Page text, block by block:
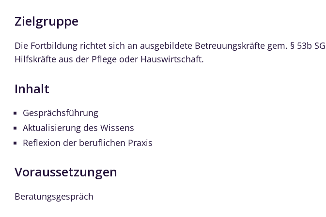
Zielgruppe
Die Fortbildung richtet sich an ausgebildete Betreuungskräfte gem. § 53b
Hilfskräfte aus der Pflege oder Hauswirtschaft.
Inhalt
Gesprächsführung
Aktualisierung des Wissens
Reflexion der beruflichen Praxis
Voraussetzungen
Beratungsgespräch